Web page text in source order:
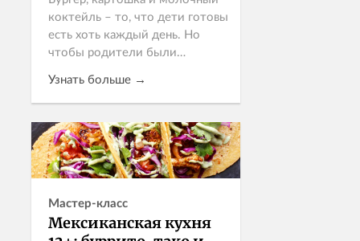
коктейль – то, что дети готовы
есть хоть каждый день. Но
чтобы родители были
ингредиенты должны быть
качественными: домашний
майонез, свежие ов...
Узнать больше →
Записаться
Мастер-класс
Мексиканская кухня